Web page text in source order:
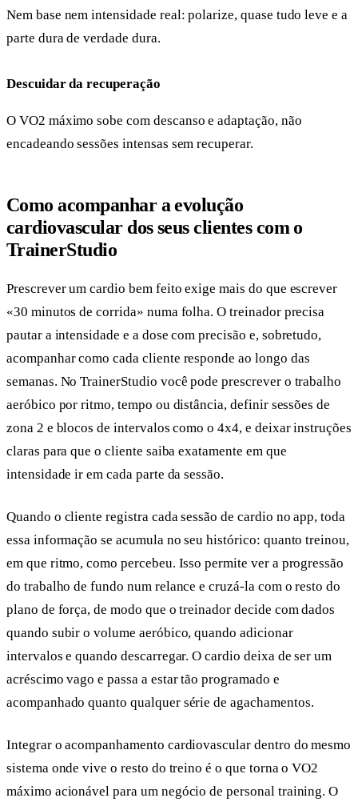
Nem base nem intensidade real: polarize, quase tudo leve e a
parte dura de verdade dura.
Descuidar da recuperação
O VO2 máximo sobe com descanso e adaptação, não
encadeando sessões intensas sem recuperar.
Como acompanhar a evolução
cardiovascular dos seus clientes com o
TrainerStudio
Prescrever um cardio bem feito exige mais do que escrever
«30 minutos de corrida» numa folha. O treinador precisa
pautar a intensidade e a dose com precisão e, sobretudo,
acompanhar como cada cliente responde ao longo das
semanas. No TrainerStudio você pode prescrever o trabalho
aeróbico por ritmo, tempo ou distância, definir sessões de
zona 2 e blocos de intervalos como o 4x4, e deixar instruções
claras para que o cliente saiba exatamente em que
intensidade ir em cada parte da sessão.
Quando o cliente registra cada sessão de cardio no app, toda
essa informação se acumula no seu histórico: quanto treinou,
em que ritmo, como percebeu. Isso permite ver a progressão
do trabalho de fundo num relance e cruzá-la com o resto do
plano de força, de modo que o treinador decide com dados
quando subir o volume aeróbico, quando adicionar
intervalos e quando descarregar. O cardio deixa de ser um
acréscimo vago e passa a estar tão programado e
acompanhado quanto qualquer série de agachamentos.
Integrar o acompanhamento cardiovascular dentro do mesmo
sistema onde vive o resto do treino é o que torna o VO2
máximo acionável para um negócio de personal training. O